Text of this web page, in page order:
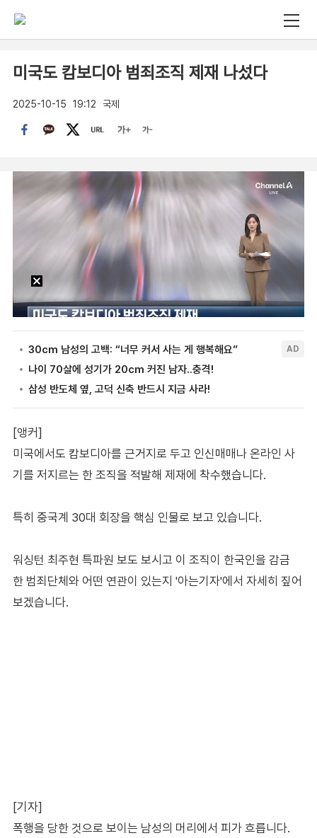
미국도 캄보디아 범죄조직 제재 나섰다
2025-10-15 19:12 국제
[앵커]
미국에서도 캄보디아를 근거지로 두고 인신매매나 온라인 사
기를 저지르는 한 조직을 적발해 제재에 착수했습니다.
특히 중국계 30대 회장을 핵심 인물로 보고 있습니다.
워싱턴 최주현 특파원 보도 보시고 이 조직이 한국인을 감금
한 범죄단체와 어떤 연관이 있는지 '아는기자'에서 자세히 짚어
보겠습니다.
[기자]
폭행을 당한 것으로 보이는 남성의 머리에서 피가 흐릅니다.